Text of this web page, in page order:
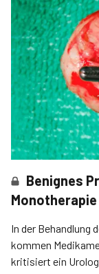
Benignes
In der Behandlung
kommen
kritisiert ein